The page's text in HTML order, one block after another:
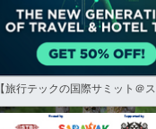
【旅行テックの国際サミット＠ス